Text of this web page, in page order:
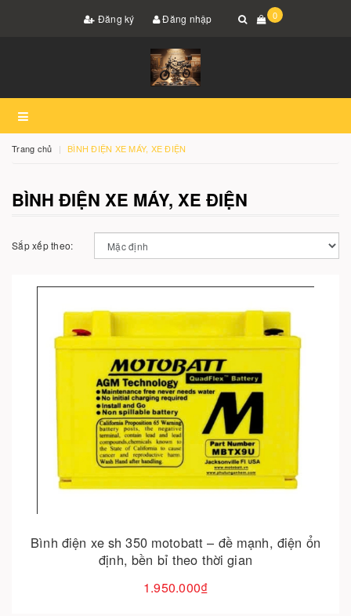
Đăng ký Đăng nhập 0
Trang chủ BÌNH ĐIỆN XE MÁY, XE ĐIỆN
BÌNH ĐIỆN XE MÁY, XE ĐIỆN
Sắp xếp theo:
Bình điện xe sh 350 motobatt – đề mạnh, điện ổn
định, bền bỉ theo thời gian
1.950.000₫
Cho vào giỏ hàng